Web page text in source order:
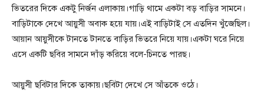
ভিতরের দিকে একটু নির্জন এলাকায়।গাড়ি থামে একটা বড় বাড়ির সামনে।
বাড়িটাকে দেখে আয়ুসী অবাক হয়ে যায়।এই বাড়িটাই সে এতদিন খুঁজেছিল।
আয়ান আয়ুসীকে টানতে টানতে বাড়ির ভিতরে নিয়ে যায়।একটা ঘরে নিয়ে
এসে একটি ছবির সামনে দাঁড় করিয়ে বলে-চিনতে পারছ।
আয়ুসী ছবিটার দিকে তাকায়।ছবিটা দেখে সে আঁতকে ওঠে।